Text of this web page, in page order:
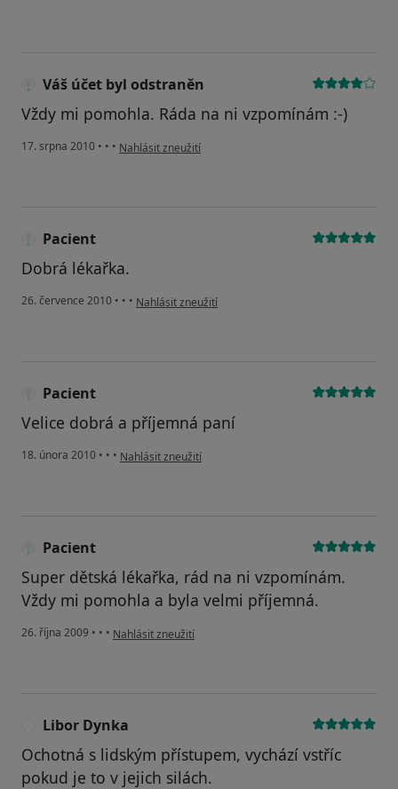
Váš účet byl odstraněn
Vždy mi pomohla. Ráda na ni vzpomínám :-)
17. srpna 2010 • • • podle názoru uživatele Váš účet byl odstraněn
Nahlásit zneužití
Pacient
Dobrá lékařka.
26. července 2010 • • • podle názoru uživatele Pacient
Nahlásit zneužití
Pacient
Velice dobrá a příjemná paní
18. února 2010 • • • podle názoru uživatele Pacient
Nahlásit zneužití
Pacient
Super dětská lékařka, rád na ni vzpomínám.
Vždy mi pomohla a byla velmi příjemná.
26. října 2009 • • • podle názoru uživatele Pacient
Nahlásit zneužití
Libor Dynka
Ochotná s lidským přístupem, vychází vstříc
pokud je to v jejich silách.